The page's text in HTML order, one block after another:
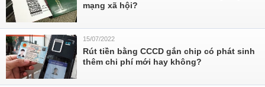
mạng xã hội?
15/07/2022
Rút tiền bằng CCCD gắn chip có phát sinh
thêm chi phí mới hay không?